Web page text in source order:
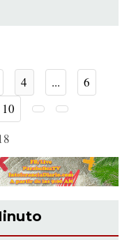
4 ...
6
10